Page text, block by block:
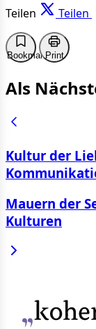
Teilen Teilen
BookmarkPrint
Als
Kultur der
Mauern der
Kulturen